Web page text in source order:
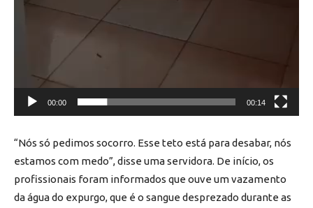
00:00 00:14
“Nós só pedimos socorro. Esse teto está para desabar, nós
estamos com medo”, disse uma servidora. De início, os
profissionais foram informados que ouve um vazamento
da água do expurgo, que é o sangue desprezado durante as